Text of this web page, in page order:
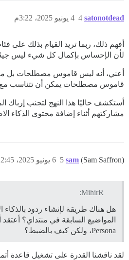
satonotdead 4 يونيو 2025، 3:22م 4
أفهم ذلك، ربما تريد القيام بذلك
لأن الإحساس بإكمال كل شيء ليس
أعني، أنه ليس قاموس مصطلحات بل
قاموس مصطلحات يمكن أن تتناسب مع
أستكشف حاليًا هذا النهج لتجنب إرباك
مشاركتهم أثناء إضافة محتوى الذكاء
sam (Sam Saffron) 6 يونيو 2025، 2:45ص 5
MihirR:
هل هناك طريقة لإنشاء ردود بالذكاء
المواضيع السابقة في منتداي؟
Persona، ولكن كيف بالضبط؟
لقد ناقشنا القدرة على تشغيل قاعدة